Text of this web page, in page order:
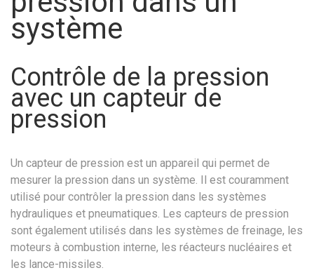
système
Contrôle de la pression
avec un capteur de
pression
Un capteur de pression est un appareil qui permet de
mesurer la pression dans un système. Il est couramment
utilisé pour contrôler la pression dans les systèmes
hydrauliques et pneumatiques. Les capteurs de pression
sont également utilisés dans les systèmes de freinage, les
moteurs à combustion interne, les réacteurs nucléaires et
les lance-missiles.